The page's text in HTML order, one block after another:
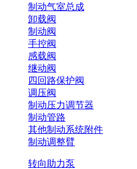
制动气室总成
卸载阀
制动阀
手控阀
感载阀
继动阀
四回路保护阀
调压阀
制动压力调节器
制动管路
其他制动系统附件
制动调整臂
转向助力泵